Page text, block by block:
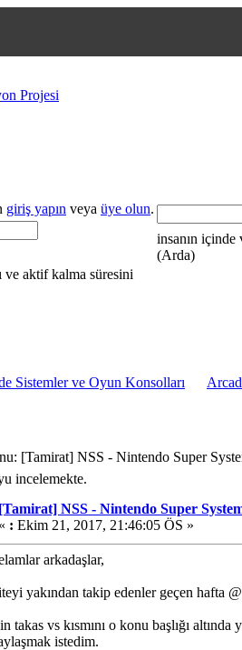
Projesi
giriş yapın veya üye olun.
ve aktif kalma süresini
insanın içinde
(Arda)
Sistemler ve Oyun Konsolları
[Tamirat] NSS - Nintendo Super
incelemekte.
[Tamirat] NSS - Nintendo Super
« : Ekim 21, 2017, 21:46:05 ÖS »
arkadaşlar,
yakından takip edenler geçen hafta
takas vs kısmını o konu başlığı
istedim.